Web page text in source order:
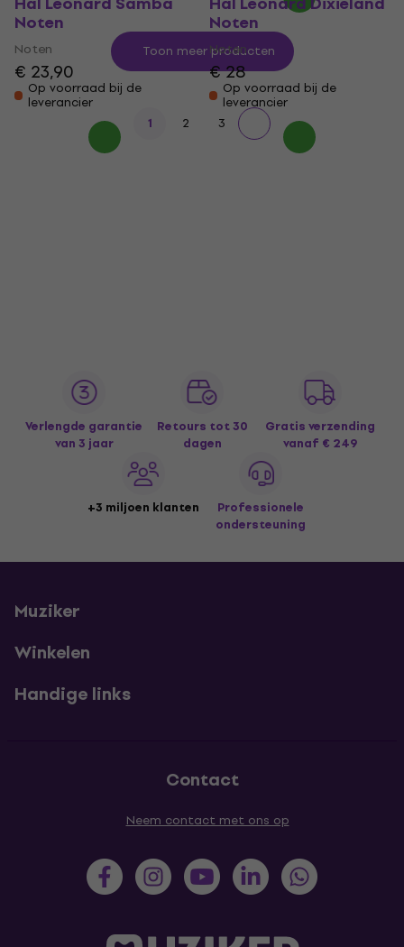
Noten
Noten
€ 23,90
Op voorraad bij de
leverancier
Noten
Noten
€ 28
Op voorraad bij de
leverancier
Toon meer producten
1 2 3
Verlengde garantie
van 3 jaar
Retours tot 30
dagen
Gratis verzending
vanaf € 249
+3 miljoen klanten
Professionele
ondersteuning
Muziker
Winkelen
Handige links
Contact
Neem contact met ons op